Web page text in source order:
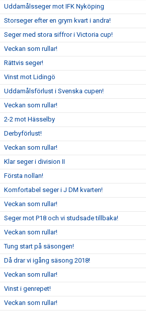
Uddamålsseger mot IFK Nyköping
Storseger efter en grym kvart i andra!
Seger med stora siffror i Victoria cup!
Veckan som rullar!
Rättvis seger!
Vinst mot Lidingö
Uddamålsförlust i Svenska cupen!
Veckan som rullar!
2-2 mot Hässelby
Derbyförlust!
Veckan som rullar!
Klar seger i division II
Första nollan!
Komfortabel seger i J DM kvarten!
Veckan som rullar!
Seger mot P18 och vi studsade tillbaka!
Veckan som rullar!
Tung start på säsongen!
Då drar vi igång säsong 2018!
Veckan som rullar!
Vinst i genrepet!
Veckan som rullar!